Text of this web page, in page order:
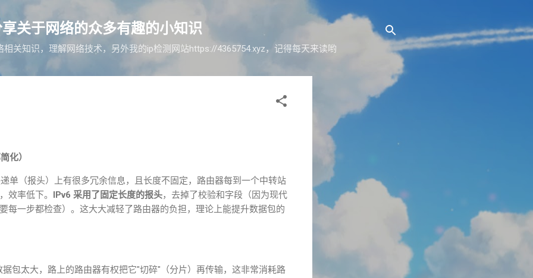
跳至主要内容
关于网络的众多有趣的小知识
关知识，理解网络技术，另外我的ip检测网站https://4365754.xyz，记得每天来读哟
化）
单（报头）上有很多冗余信息，且长度不固定，路由器每到一个中转站
效率低下。 IPv6 采用了固定长度的报头，去掉了校验和字段（因为现代
每一步都检查）。这大大减轻了路由器的负担，理论上能提升数据包的
包太大，路上的路由器有权把它"切碎"（分片）再传输，这非常消耗路